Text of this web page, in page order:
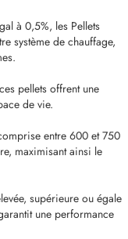
à 0,5%, les Pellets
système de chauffage,
pellets offrent une
de vie.
entre 600 et 750
maximisant ainsi le
supérieure ou égale
une performance